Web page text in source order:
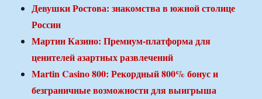
Девушки Ростова: знакомства в южной столице
России
Мартин Казино: Премиум-платформа для
ценителей азартных развлечений
Martin Casino 800: Рекордный 800% бонус и
безграничные возможности для выигрыша